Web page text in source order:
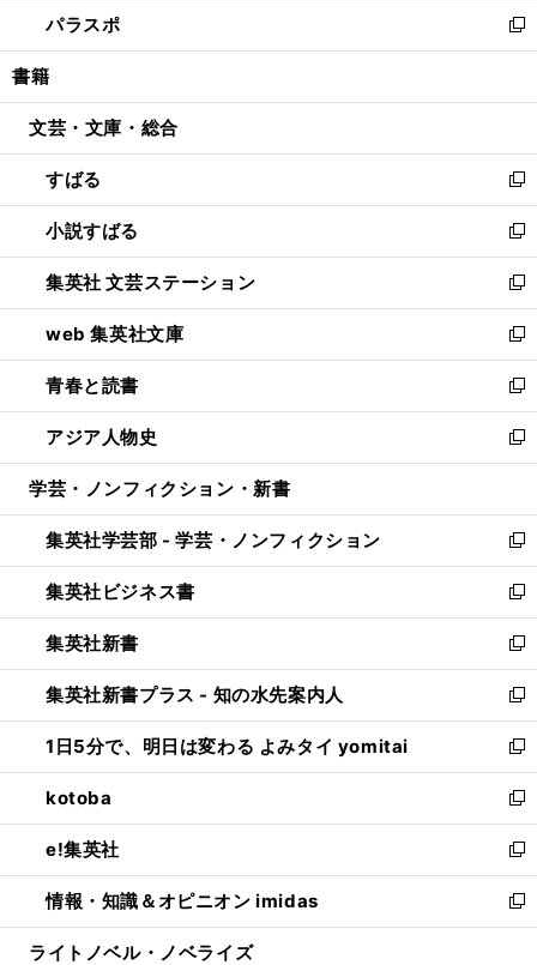
で
開
ド
ウ
開
ィ
ン
ウ
開
く
い
ウ
ン
ウ
で
開
く
パラスポ
新
し
ウ
ン
ド
ウ
で
開
く
書籍
文芸・文庫・総合
すばる
新
し
い
ウ
ィ
ン
ド
ウ
で
開
く
小説すばる
新
し
い
ウ
ィ
ン
ド
ウ
で
開
集英社 文芸ステーション
新
し
い
ウ
ィ
ン
ド
ウ
開
く
web 集英社文庫
新
し
い
ウ
ィ
ン
ウ
で
開
く
青春と読書
新
し
い
ウ
ン
ド
ウ
で
開
く
アジア人物史
新
し
ウ
ィ
ン
ド
ウ
で
開
く
学芸・ノンフィクション・新書
集英社学芸部 - 学芸・ノンフィクション
新
し
い
ウ
ィ
ン
ド
ウ
で
開
く
集英社ビジネス書
新
し
い
ウ
ィ
ン
ド
ウ
で
開
く
集英社新書
新
し
い
ウ
ィ
ン
ド
ウ
で
開
く
集英社新書プラス - 知の水先案内人
新
し
い
ウ
ィ
ン
ド
ウ
で
開
1日5分で、明日は変わる よみタイ yomitai
新
し
い
ウ
ィ
ン
ド
ウ
kotoba
新
し
い
ウ
ィ
ン
e!集英社
新
し
い
ウ
情報・知識＆オピニオン imidas
新
し
ライトノベル・ノベライズ